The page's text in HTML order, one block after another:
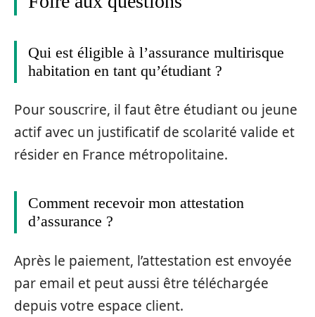
Qui est éligible à l’assurance multirisque
habitation en tant qu’étudiant ?
Pour souscrire, il faut être étudiant ou jeune
actif avec un justificatif de scolarité valide et
résider en France métropolitaine.
Comment recevoir mon attestation
d’assurance ?
Après le paiement, l’attestation est envoyée
par email et peut aussi être téléchargée
depuis votre espace client.